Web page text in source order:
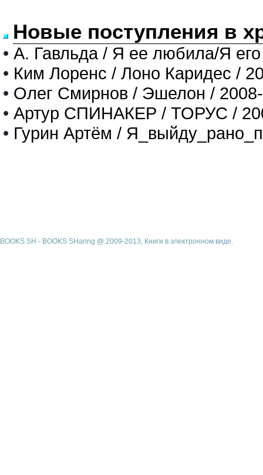
Новые поступления в
• А. Гавльда / Я ее любила/Я
• Ким Лоренс / Лоно Каридес /
• Олег Смирнов / Эшелон /
• Артур СПИНАКЕР / ТОРУС /
• Гурин Артём /
BOOKS.SH - BOOKS SHaring @ 2009-2013, Книги в электронном виде.